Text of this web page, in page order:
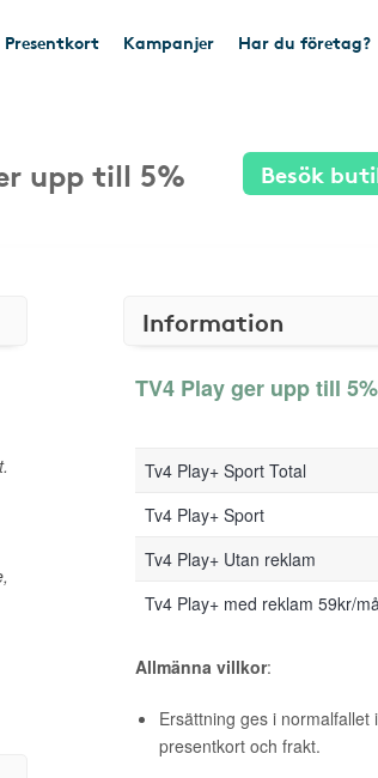
Presentkort Kampanjer Har du företag?
upp till 5% Besök
Information
TV4 Play ger upp till
Tv4 Play+ Sport Total
Tv4 Play+ Sport
Tv4 Play+ Utan reklam
Tv4 Play+ med reklam 59kr/
Allmänna villkor:
Ersättning ges i
presentkort och frakt.